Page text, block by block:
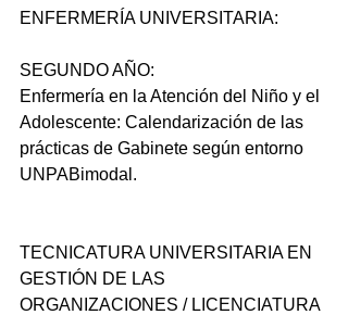
ENFERMERÍA UNIVERSITARIA:
SEGUNDO AÑO:
Enfermería en la Atención del Niño y el
Adolescente: Calendarización de las
prácticas de Gabinete según entorno
UNPABimodal.
TECNICATURA UNIVERSITARIA EN
GESTIÓN DE LAS
ORGANIZACIONES / LICENCIATURA